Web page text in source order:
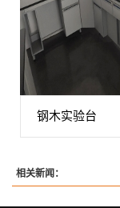
钢木实验台
相关新闻：